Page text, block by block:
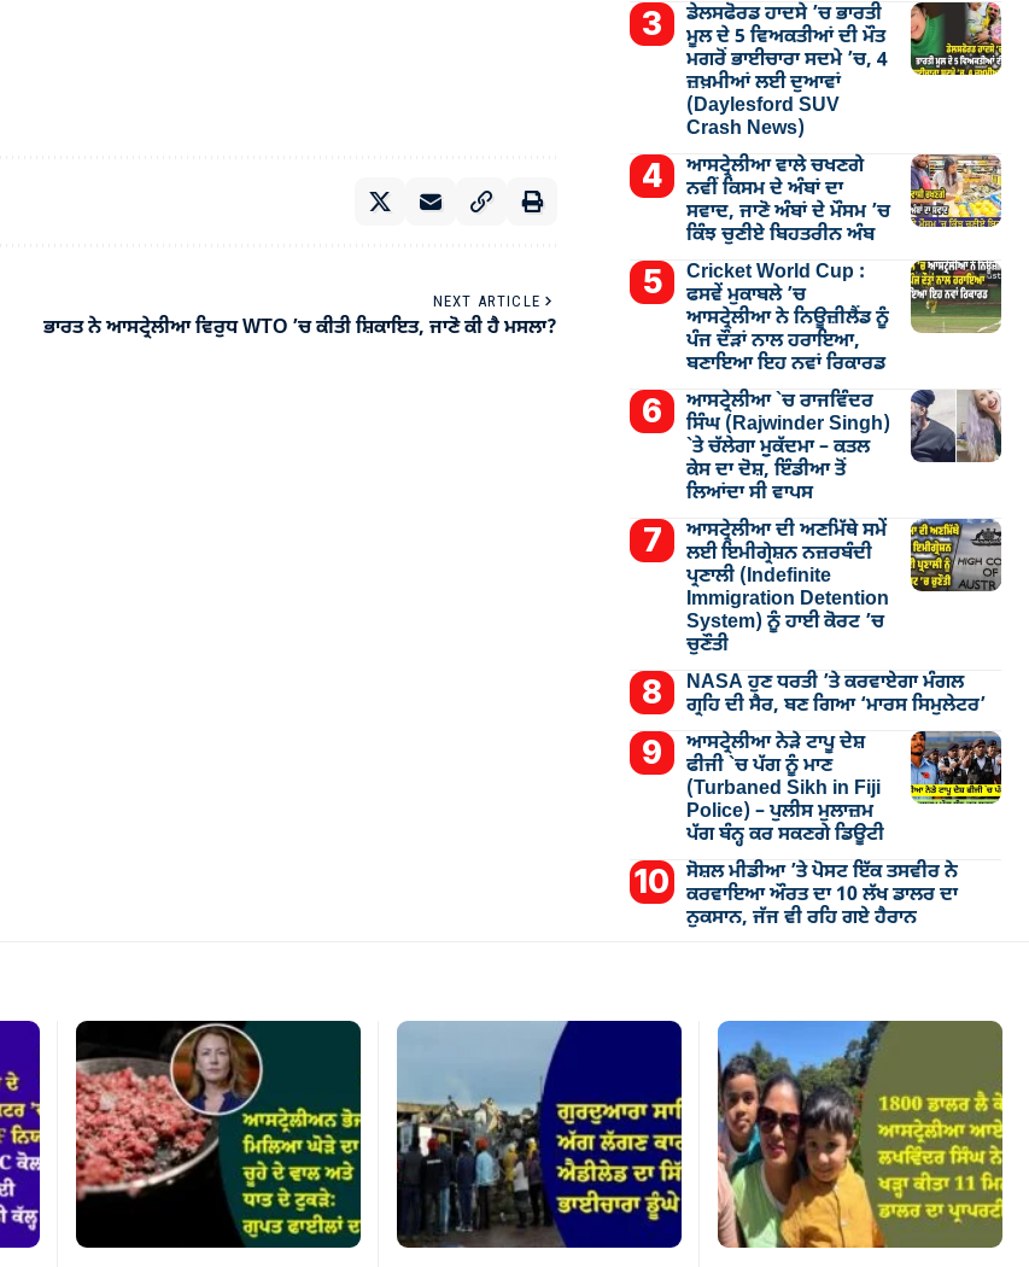
NEXT ARTICLE
ਭਾਰਤ ਨੇ ਆਸਟ੍ਰੇਲੀਆ ਵਿਰੁਧ WTO ’ਚ ਕੀਤੀ ਸ਼ਿਕਾਇਤ, ਜਾਣੋ ਕੀ ਹੈ ਮਸਲਾ?
ਡੇਲਸਫੋਰਡ ਹਾਦਸੇ ’ਚ ਭਾਰਤੀ
ਮੂਲ ਦੇ 5 ਵਿਅਕਤੀਆਂ ਦੀ ਮੌਤ
ਮਗਰੋਂ ਭਾਈਚਾਰਾ ਸਦਮੇ ’ਚ, 4
ਜ਼ਖ਼ਮੀਆਂ ਲਈ ਦੁਆਵਾਂ
(Daylesford SUV
Crash News)
ਆਸਟ੍ਰੇਲੀਆ ਵਾਲੇ ਚਖਣਗੇ
ਨਵੀਂ ਕਿਸਮ ਦੇ ਅੰਬਾਂ ਦਾ
ਸਵਾਦ, ਜਾਣੋ ਅੰਬਾਂ ਦੇ ਮੌਸਮ ’ਚ
ਕਿੰਝ ਚੁਣੀਏ ਬਿਹਤਰੀਨ ਅੰਬ
Cricket World Cup :
ਫਸਵੇਂ ਮੁਕਾਬਲੇ ’ਚ
ਆਸਟ੍ਰੇਲੀਆ ਨੇ ਨਿਊਜ਼ੀਲੈਂਡ ਨੂੰ
ਪੰਜ ਦੌੜਾਂ ਨਾਲ ਹਰਾਇਆ,
ਬਣਾਇਆ ਇਹ ਨਵਾਂ ਰਿਕਾਰਡ
ਆਸਟ੍ਰੇਲੀਆ `ਚ ਰਾਜਵਿੰਦਰ
ਸਿੰਘ (Rajwinder Singh)
`ਤੇ ਚੱਲੇਗਾ ਮੁੁਕੱਦਮਾ – ਕਤਲ
ਕੇਸ ਦਾ ਦੋਸ਼, ਇੰਡੀਆ ਤੋਂ
ਲਿਆਂਦਾ ਸੀ ਵਾਪਸ
ਆਸਟ੍ਰੇਲੀਆ ਦੀ ਅਣਮਿੱਥੇ ਸਮੇਂ
ਲਈ ਇਮੀਗ੍ਰੇਸ਼ਨ ਨਜ਼ਰਬੰਦੀ
ਪ੍ਰਣਾਲੀ (Indefinite
Immigration Detention
System) ਨੂੰ ਹਾਈ ਕੋਰਟ ’ਚ
ਚੁਣੌਤੀ
NASA ਹੁਣ ਧਰਤੀ ’ਤੇ ਕਰਵਾਏਗਾ ਮੰਗਲ
ਗ੍ਰਹਿ ਦੀ ਸੈਰ, ਬਣ ਗਿਆ ‘ਮਾਰਸ ਸਿਮੁਲੇਟਰ’
ਆਸਟ੍ਰੇਲੀਆ ਨੇੜੇ ਟਾਪੂ ਦੇਸ਼
ਫੀਜੀ `ਚ ਪੱਗ ਨੂੰ ਮਾਣ
(Turbaned Sikh in Fiji
Police) – ਪੁਲੀਸ ਮੁਲਾਜ਼ਮ
ਪੱਗ ਬੰਨ੍ਹ ਕਰ ਸਕਣਗੇ ਡਿਊਟੀ
ਸੋਸ਼ਲ ਮੀਡੀਆ ’ਤੇ ਪੋਸਟ ਇੱਕ ਤਸਵੀਰ ਨੇ
ਕਰਵਾਇਆ ਔਰਤ ਦਾ 10 ਲੱਖ ਡਾਲਰ ਦਾ
ਨੁਕਸਾਨ, ਜੱਜ ਵੀ ਰਹਿ ਗਏ ਹੈਰਾਨ